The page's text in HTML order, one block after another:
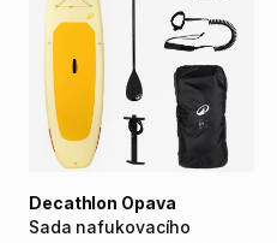
Sada nafukovacího
Decathlon Opava